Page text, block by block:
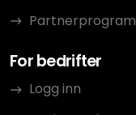
Partnerprogram
For bedrifter
Logg inn